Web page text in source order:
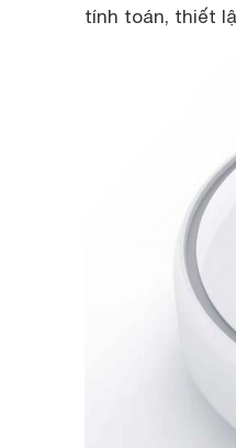
tính toán, thiết